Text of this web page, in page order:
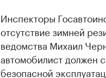
Инспекторы
отсутствие зимней
ведомства Михаил
автомобилист должен
безопасной